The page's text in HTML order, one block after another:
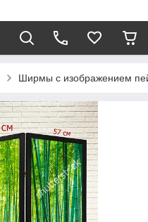
Ширмы с изображением